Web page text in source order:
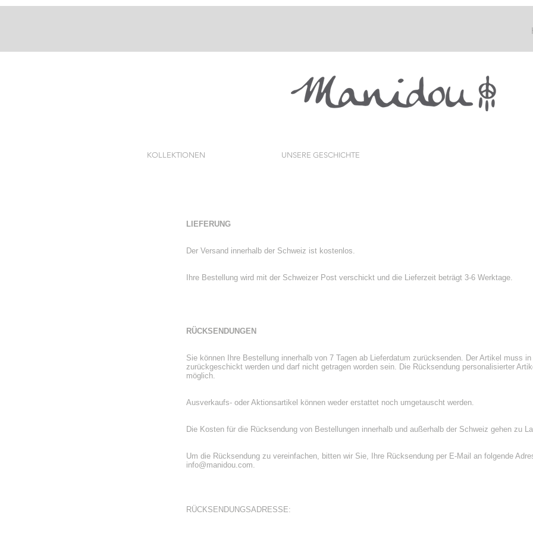
KOLLEKTIONEN UNSERE GESCHICHTE
LIEFERUNG
Der Versand innerhalb der Schweiz ist kostenlos.
Ihre Bestellung wird mit der Schweizer Post verschickt und die Lieferzeit beträgt 3-6 Werktage.
RÜCKSENDUNGEN
Sie können Ihre Bestellung innerhalb von 7 Tagen ab Lieferdatum zurücksenden. Der Artikel muss
zurückgeschickt werden und darf nicht getragen worden sein. Die Rücksendung personalisierter
möglich.
Ausverkaufs- oder Aktionsartikel können weder erstattet noch umgetauscht werden.
Die Kosten für die Rücksendung von Bestellungen innerhalb und außerhalb der Schweiz gehen zu
Um die Rücksendung zu vereinfachen, bitten wir Sie, Ihre Rücksendung per E-Mail an folgende
info@manidou.com.
RÜCKSENDUNGSADRESSE: